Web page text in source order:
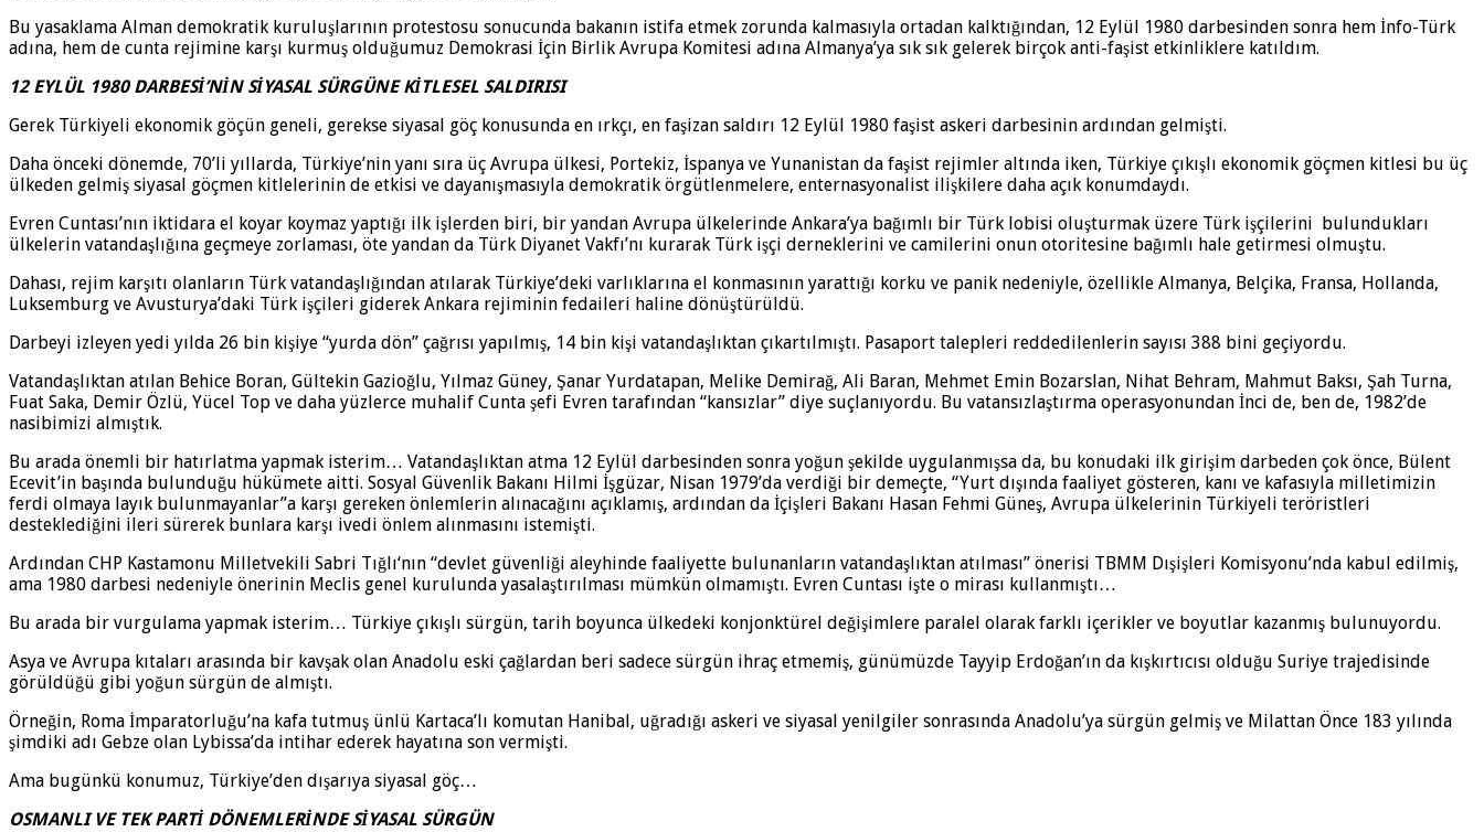
Bu yasaklama Alman demokratik kuruluşlarının protestosu sonucunda bakanın istifa etmek zorunda kalmasıyla ortadan kalktığından, 12 Eylül 1980 darbesinden sonra hem İnfo-Türk
adına, hem de cunta rejimine karşı kurmuş olduğumuz Demokrasi İçin Birlik Avrupa Komitesi adına Almanya’ya sık sık gelerek birçok anti-faşist etkinliklere katıldım.
12 EYLÜL 1980 DARBESİ’NİN SİYASAL SÜRGÜNE KİTLESEL SALDIRISI
Gerek Türkiyeli ekonomik göçün geneli, gerekse siyasal göç konusunda en ırkçı, en faşizan saldırı 12 Eylül 1980 faşist askeri darbesinin ardından gelmişti.
Daha önceki dönemde, 70’li yıllarda, Türkiye’nin yanı sıra üç Avrupa ülkesi, Portekiz, İspanya ve Yunanistan da faşist rejimler altında iken, Türkiye çıkışlı ekonomik göçmen kitlesi bu üç
ülkeden gelmiş siyasal göçmen kitlelerinin de etkisi ve dayanışmasıyla demokratik örgütlenmelere, enternasyonalist ilişkilere daha açık konumdaydı.
Evren Cuntası’nın iktidara el koyar koymaz yaptığı ilk işlerden biri, bir yandan Avrupa ülkelerinde Ankara’ya bağımlı bir Türk lobisi oluşturmak üzere Türk işçilerini bulundukları
ülkelerin vatandaşlığına geçmeye zorlaması, öte yandan da Türk Diyanet Vakfı’nı kurarak Türk işçi derneklerini ve camilerini onun otoritesine bağımlı hale getirmesi olmuştu.
Dahası, rejim karşıtı olanların Türk vatandaşlığından atılarak Türkiye’deki varlıklarına el konmasının yarattığı korku ve panik nedeniyle, özellikle Almanya, Belçika, Fransa, Hollanda,
Luksemburg ve Avusturya’daki Türk işçileri giderek Ankara rejiminin fedaileri haline dönüştürüldü.
Darbeyi izleyen yedi yılda 26 bin kişiye “yurda dön” çağrısı yapılmış, 14 bin kişi vatandaşlıktan çıkartılmıştı. Pasaport talepleri reddedilenlerin sayısı 388 bini geçiyordu.
Vatandaşlıktan atılan Behice Boran, Gültekin Gazioğlu, Yılmaz Güney, Şanar Yurdatapan, Melike Demirağ, Ali Baran, Mehmet Emin Bozarslan, Nihat Behram, Mahmut Baksı, Şah Turna,
Fuat Saka, Demir Özlü, Yücel Top ve daha yüzlerce muhalif Cunta şefi Evren tarafından “kansızlar” diye suçlanıyordu. Bu vatansızlaştırma operasyonundan İnci de, ben de, 1982’de
nasibimizi almıştık.
Bu arada önemli bir hatırlatma yapmak isterim… Vatandaşlıktan atma 12 Eylül darbesinden sonra yoğun şekilde uygulanmışsa da, bu konudaki ilk girişim darbeden çok önce, Bülent
Ecevit’in başında bulunduğu hükümete aitti. Sosyal Güvenlik Bakanı Hilmi İşgüzar, Nisan 1979’da verdiği bir demeçte, “Yurt dışında faaliyet gösteren, kanı ve kafasıyla milletimizin
ferdi olmaya layık bulunmayanlar”a karşı gereken önlemlerin alınacağını açıklamış, ardından da İçişleri Bakanı Hasan Fehmi Güneş, Avrupa ülkelerinin Türkiyeli teröristleri
desteklediğini ileri sürerek bunlara karşı ivedi önlem alınmasını istemişti.
Ardından CHP Kastamonu Milletvekili Sabri Tığlı‘nın “devlet güvenliği aleyhinde faaliyette bulunanların vatandaşlıktan atılması” önerisi TBMM Dışişleri Komisyonu’nda kabul edilmiş,
ama 1980 darbesi nedeniyle önerinin Meclis genel kurulunda yasalaştırılması mümkün olmamıştı. Evren Cuntası işte o mirası kullanmıştı…
Bu arada bir vurgulama yapmak isterim… Türkiye çıkışlı sürgün, tarih boyunca ülkedeki konjonktürel değişimlere paralel olarak farklı içerikler ve boyutlar kazanmış bulunuyordu.
Asya ve Avrupa kıtaları arasında bir kavşak olan Anadolu eski çağlardan beri sadece sürgün ihraç etmemiş, günümüzde Tayyip Erdoğan’ın da kışkırtıcısı olduğu Suriye trajedisinde
görüldüğü gibi yoğun sürgün de almıştı.
Örneğin, Roma İmparatorluğu’na kafa tutmuş ünlü Kartaca’lı komutan Hanibal, uğradığı askeri ve siyasal yenilgiler sonrasında Anadolu’ya sürgün gelmiş ve Milattan Önce 183 yılında
şimdiki adı Gebze olan Lybissa’da intihar ederek hayatına son vermişti.
Ama bugünkü konumuz, Türkiye’den dışarıya siyasal göç…
OSMANLI VE TEK PARTİ DÖNEMLERİNDE SİYASAL SÜRGÜN